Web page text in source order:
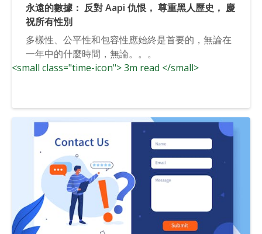
永遠的數據： 反對 Aapi 仇恨， 尊重黑人歷史， 慶
祝所有性別
多樣性、公平性和包容性應始終是首要的，無論在
一年中的什麼時間，無論。。。
<small class="time-icon"> 3m read </small>